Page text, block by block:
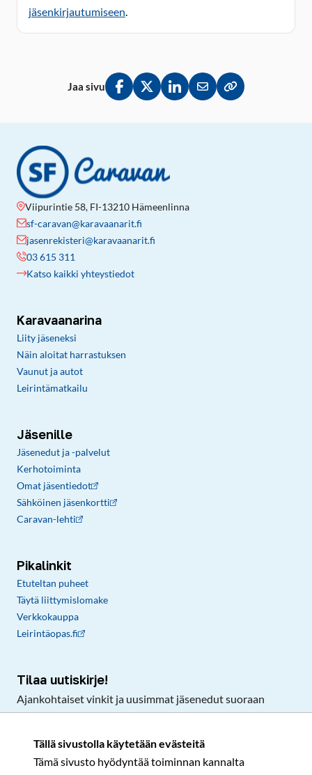
Tällä sivustolla käytetään evästeitä
Tämä sivusto hyödyntää toiminnan kannalta
jäsenkirjautumiseen.
Jaa sivu
Jaa Facebookissa
Jaa Twitterissä
Jaa LinkedInissä
Jaa sähköpostitse
Kopioi linkki
Viipurintie 58, FI-13210 Hämeenlinna
sf-caravan@karavaanarit.fi
jasenrekisteri@karavaanarit.fi
03 615 311
Katso kaikki yhteystiedot
Karavaanarina
Liity jäseneksi
Näin aloitat harrastuksen
Vaunut ja autot
Leirintämatkailu
Jäsenille
Jäsenedut ja -palvelut
Kerhotoiminta
Omat jäsentiedot
Sähköinen jäsenkortti
Caravan-lehti
Pikalinkit
Etuteltan puheet
Täytä liittymislomake
Verkkokauppa
Leirintäopas.fi
Tilaa uutiskirje!
Ajankohtaiset vinkit ja uusimmat jäsenedut suoraan